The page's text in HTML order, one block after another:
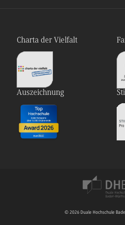
Charta der Vielfalt
Auszeichnung
© 2026 Duale Hochschule